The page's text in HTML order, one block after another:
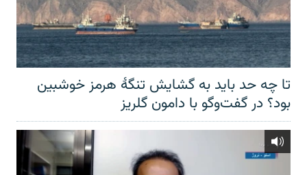
تا چه حد باید به گشایش تنگهٔ هرمز خوشبین
بود؟ در گفت‌وگو با دامون گلریز